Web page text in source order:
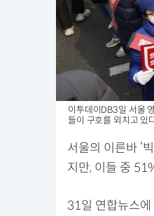
이투데이DB3일 서울
들이 구호를 외치고 있
서울의 이른바 ‘
지만, 이들 중
31일 연합뉴스에